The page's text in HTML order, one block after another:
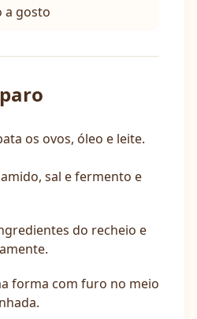
a gosto
os ovos, óleo e leite.
sal e fermento e
do recheio e
forma com furo no meio